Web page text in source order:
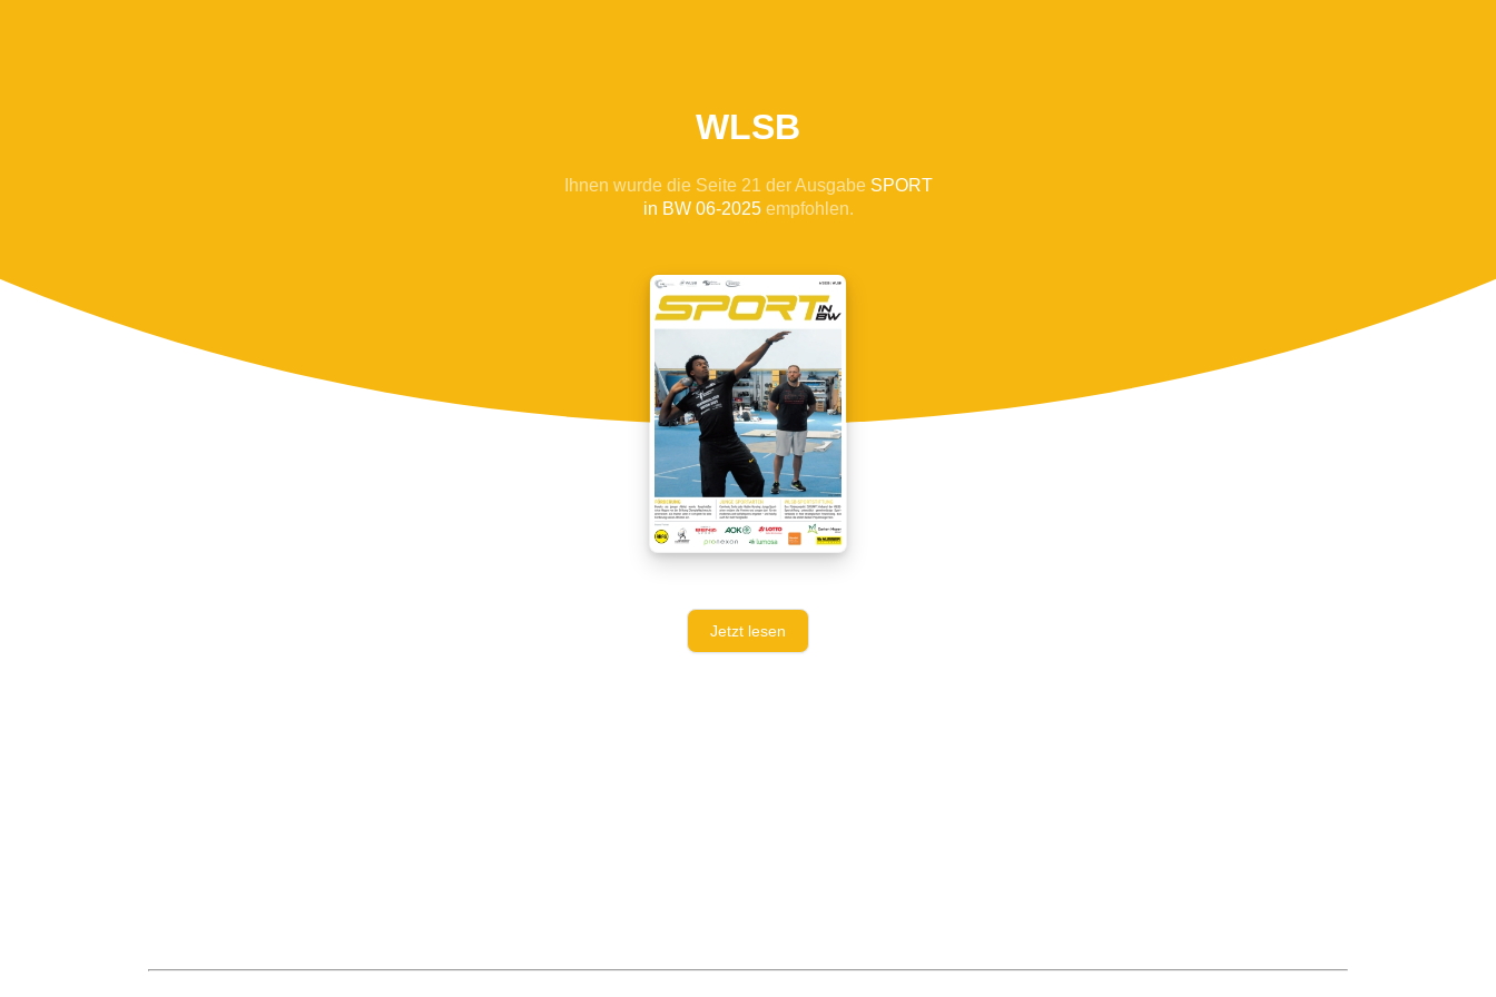
WLSB
Ihnen wurde die Seite 21 der Ausgabe SPORT
in BW 06-2025 empfohlen.
Jetzt lesen